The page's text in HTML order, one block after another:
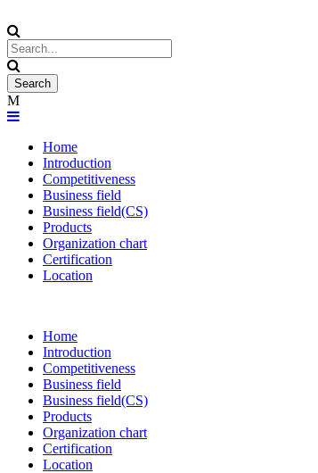
Home
Introduction
Competitiveness
Business field
Business field(CS)
Products
Organization chart
Certification
Location
Home
Introduction
Competitiveness
Business field
Business field(CS)
Products
Organization chart
Certification
Location